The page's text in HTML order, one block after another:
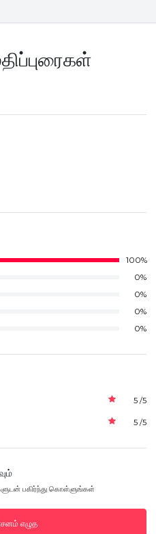
100%
0%
0%
0%
0%
5 /5
5 /5
பகிர்ந்து கொள்ளுங்கள்
எழுத